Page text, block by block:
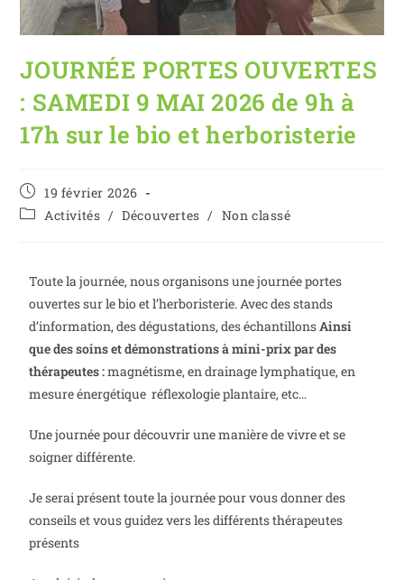
JOURNÉE PORTES OUVERTES
: SAMEDI 9 MAI 2026 de 9h à
17h sur le bio et herboristerie
19 février 2026
Activités / Découvertes / Non classé
Toute la journée, nous organisons une journée portes
ouvertes sur le bio et l’herboristerie. Avec des stands
d’information, des dégustations, des échantillonsAinsi
que des soins et démonstrations à mini-prix par des
thérapeutes :magnétisme, en drainage lymphatique, en
mesure énergétique réflexologie plantaire, etc…
Une journée pour découvrir une manière de vivre et se
soigner différente.
Je serai présent toute la journée pour vous donner des
conseils et vous guidez vers les différents thérapeutes
présents